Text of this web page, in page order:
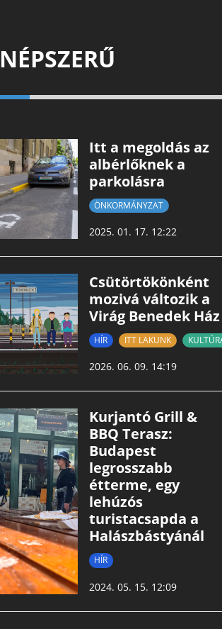
NÉPSZERŰ
Itt a megoldás az
albérlőknek a
parkolásra
ÖNKORMÁNYZAT
2025. 01. 17. 12:22
Csütörtökönként
mozivá változik a
Virág Benedek Ház
HÍR ITT LAKUNK
2026. 06. 09. 14:19
Kurjantó Grill &
BBQ Terasz:
Budapest
legrosszabb
étterme, egy
lehúzós
turistacsapda a
Halászbástyánál
HÍR
2024. 05. 15. 12:09